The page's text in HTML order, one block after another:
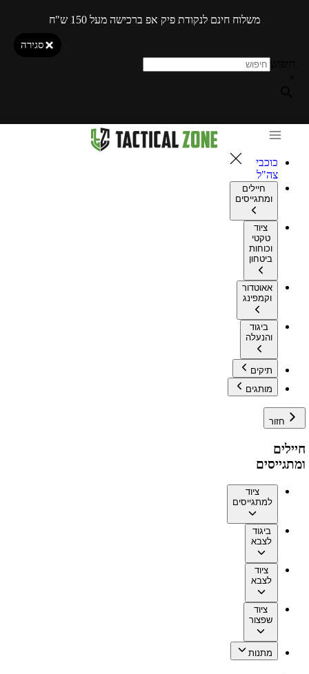
משלוח חינם לנקודת פיק אפ ברכישה מעל 150 ש"ח
סגירה
כוכבי
צה"ל
חיילים
ומתגייסים
ציוד
טקטי
וכוחות
ביטחון
אאוטדור
וקמפינג
ביגוד
והנעלה
תיקים
מותגים
חזור
חיילים
ומתגייסים
ציוד
למתגייסים
ביגוד
לצבא
ציוד
לצבא
ציוד
שפצור
מתנות